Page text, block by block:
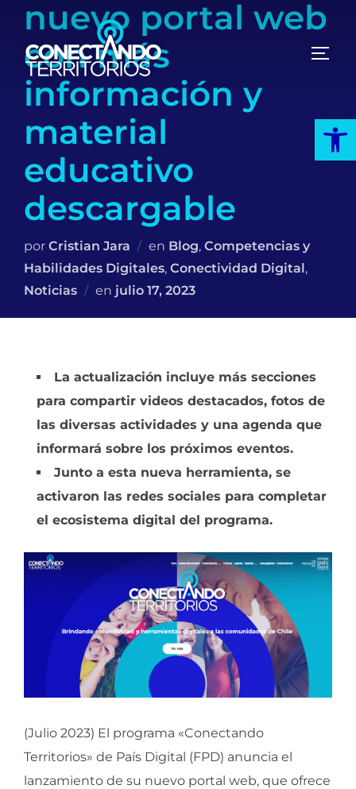
Saltar
contenido
nuevo portal web
con más
información y
material
educativo
descargable
por Cristian Jara en Blog, Competencias y
Habilidades Digitales, Conectividad Digital,
Noticias
en Publicado
julio 17, 2023
La actualización incluye más secciones
para compartir videos destacados, fotos de
las diversas actividades y una agenda que
informará sobre los próximos eventos.
Junto a esta nueva herramienta, se
activaron las redes sociales para completar
el ecosistema digital del programa.
(Julio 2023) El programa «Conectando
Territorios» de País Digital (FPD) anuncia el
lanzamiento de su nuevo portal web, que ofrece